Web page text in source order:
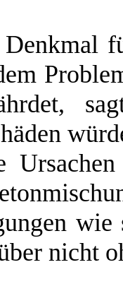
wie
nicht